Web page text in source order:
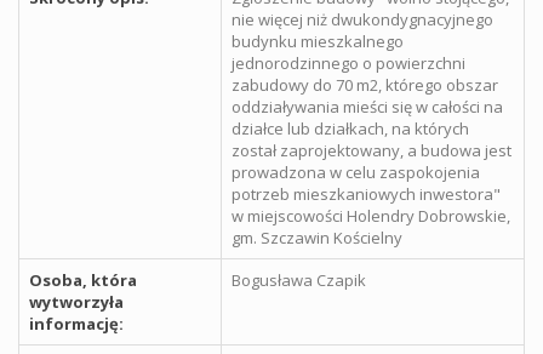
nie więcej niż dwukondygnacyjnego
budynku mieszkalnego
jednorodzinnego o powierzchni
zabudowy do 70 m2, którego obszar
oddziaływania mieści się w całości na
działce lub działkach, na których
został zaprojektowany, a budowa jest
prowadzona w celu zaspokojenia
potrzeb mieszkaniowych inwestora"
w miejscowości Holendry Dobrowskie,
gm. Szczawin Kościelny
Osoba, która
wytworzyła
informację:
Bogusława Czapik